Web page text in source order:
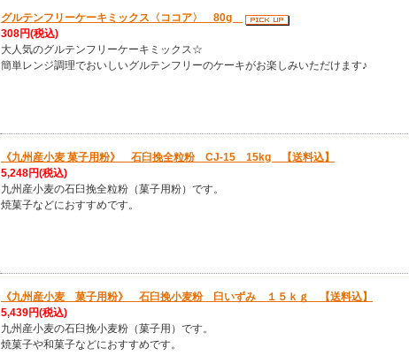
グルテンフリーケーキミックス〈ココア〉 80g
308円(税込)
大人気のグルテンフリーケーキミックス☆
簡単レンジ調理でおいしいグルテンフリーのケーキがお楽しみいただけます♪
《九州産小麦 菓子用粉》 石臼挽全粒粉 CJ-15 15kg 【送料込】
5,248円(税込)
九州産小麦の石臼挽全粒粉（菓子用粉）です。
焼菓子などにおすすめです。
《九州産小麦 菓子用粉》 石臼挽小麦粉 臼いずみ １５ｋｇ 【送料込】
5,439円(税込)
九州産小麦の石臼挽小麦粉（菓子用）です。
焼菓子や和菓子などにおすすめです。